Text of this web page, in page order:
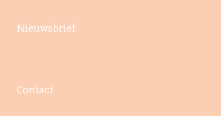
Nieuwsbrief
Contact